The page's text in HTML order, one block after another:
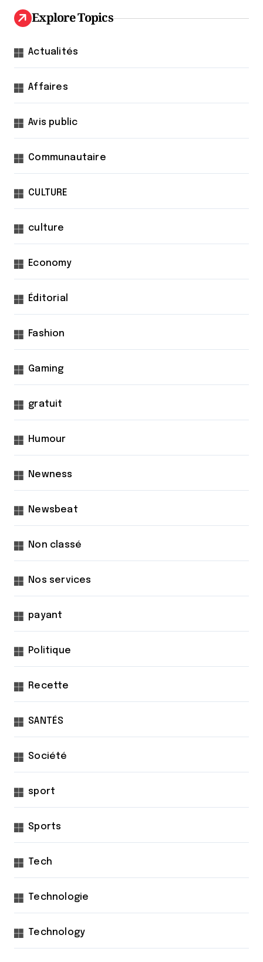
Explore Topics
Actualités
Affaires
Avis public
Communautaire
CULTURE
culture
Economy
Éditorial
Fashion
Gaming
gratuit
Humour
Newness
Newsbeat
Non classé
Nos services
payant
Politique
Recette
SANTÉS
Société
sport
Sports
Tech
Technologie
Technology